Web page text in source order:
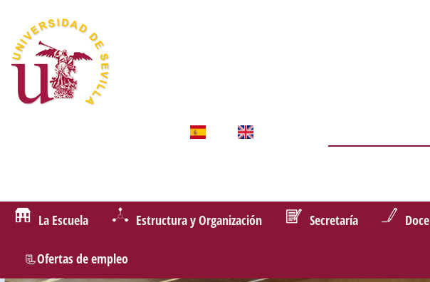
La Escuela Estructura y Organización Secretaría
📃Ofertas de empleo